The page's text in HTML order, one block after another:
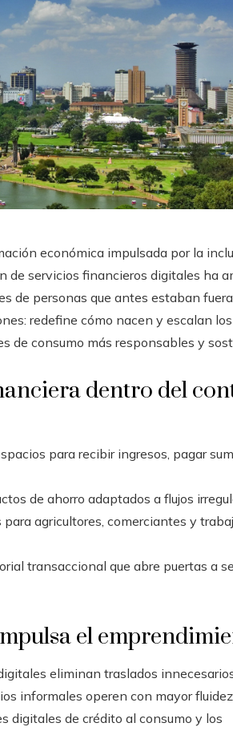
económica impulsada por la
de servicios financieros digitales ha
de personas que antes estaban
redefine cómo nacen y escalan los
de consumo más responsables y
dentro del
para recibir ingresos, pagar
de ahorro adaptados a flujos
agricultores, comerciantes y
transaccional que abre puertas a
el
eliminan traslados
informales operen con mayor fluidez.
digitales de crédito al consumo y los